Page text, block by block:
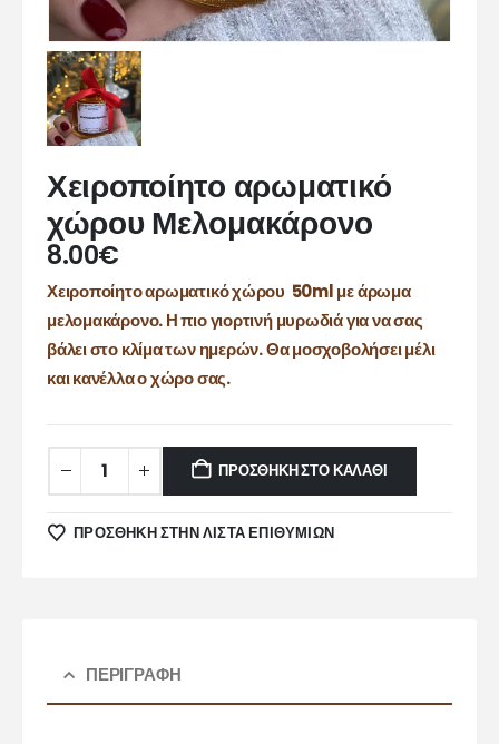
Χειροποίητο αρωματικό
χώρου Μελομακάρονο
8.00€
Χειροποίητο αρωματικό χώρου 50ml με άρωμα
μελομακάρονο. Η πιο γιορτινή μυρωδιά για να σας
βάλει στο κλίμα των ημερών. Θα μοσχοβολήσει μέλι
και κανέλλα ο χώρο σας.
ΠΡΟΣΘΉΚΗ ΣΤΟ ΚΑΛΆΘΙ
ΠΡΌΣΘΉΚΗ ΣΤΗΝ ΛΊΣΤΑ ΕΠΙΘΥΜΙΏΝ
ΠΕΡΙΓΡΑΦΉ